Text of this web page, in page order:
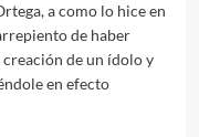
a como lo hice en
de haber
de un ídolo y
en efecto